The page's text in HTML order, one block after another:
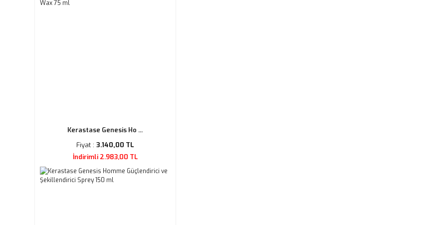
Kerastase Genesis Ho ...
Fiyat : 3.140,00 TL
İndirimli 2.983,00 TL